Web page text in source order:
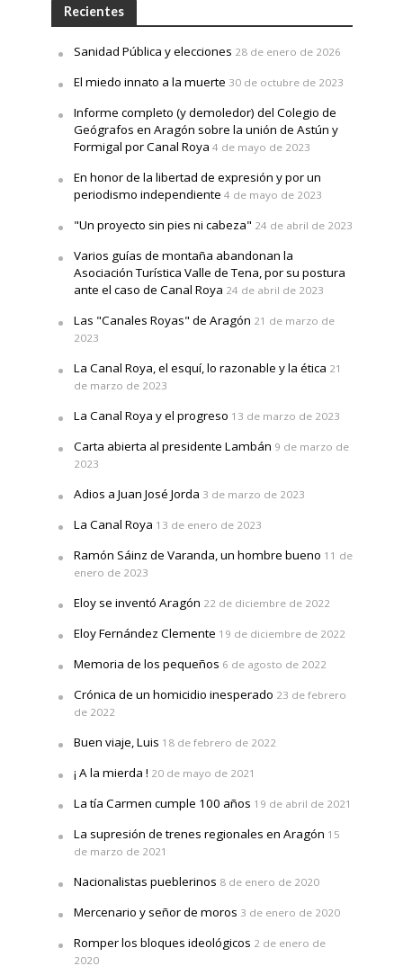
Recientes
Sanidad Pública y elecciones 28 de enero de 2026
El miedo innato a la muerte 30 de octubre de 2023
Informe completo (y demoledor) del Colegio de
Geógrafos en Aragón sobre la unión de Astún y
Formigal por Canal Roya 4 de mayo de 2023
En honor de la libertad de expresión y por un
periodismo independiente 4 de mayo de 2023
"Un proyecto sin pies ni cabeza" 24 de abril de 2023
Varios guías de montaña abandonan la
Asociación Turística Valle de Tena, por su postura
ante el caso de Canal Roya 24 de abril de 2023
Las "Canales Royas" de Aragón 21 de marzo de
2023
La Canal Roya, el esquí, lo razonable y la ética 21
de marzo de 2023
La Canal Roya y el progreso 13 de marzo de 2023
Carta abierta al presidente Lambán 9 de marzo de
2023
Adios a Juan José Jorda 3 de marzo de 2023
La Canal Roya 13 de enero de 2023
Ramón Sáinz de Varanda, un hombre bueno 11 de
enero de 2023
Eloy se inventó Aragón 22 de diciembre de 2022
Eloy Fernández Clemente 19 de diciembre de 2022
Memoria de los pequeños 6 de agosto de 2022
Crónica de un homicidio inesperado 23 de febrero
de 2022
Buen viaje, Luis 18 de febrero de 2022
¡ A la mierda ! 20 de mayo de 2021
La tía Carmen cumple 100 años 19 de abril de 2021
La supresión de trenes regionales en Aragón 15
de marzo de 2021
Nacionalistas pueblerinos 8 de enero de 2020
Mercenario y señor de moros 3 de enero de 2020
Romper los bloques ideológicos 2 de enero de
2020